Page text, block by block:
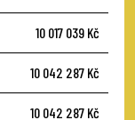
10 017 039 Kč
10 042 287 Kč
10 042 287 Kč